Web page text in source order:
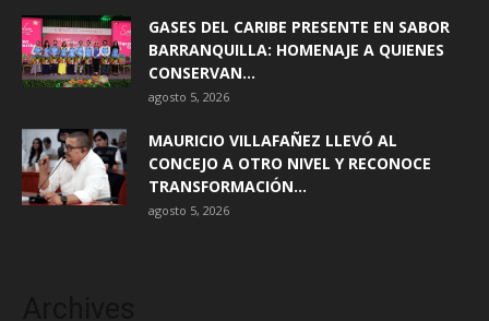
GASES DEL CARIBE PRESENTE EN SABOR
BARRANQUILLA: HOMENAJE A QUIENES
CONSERVAN...
agosto 5, 2026
MAURICIO VILLAFAÑEZ LLEVÓ AL
CONCEJO A OTRO NIVEL Y RECONOCE
TRANSFORMACIÓN...
agosto 5, 2026